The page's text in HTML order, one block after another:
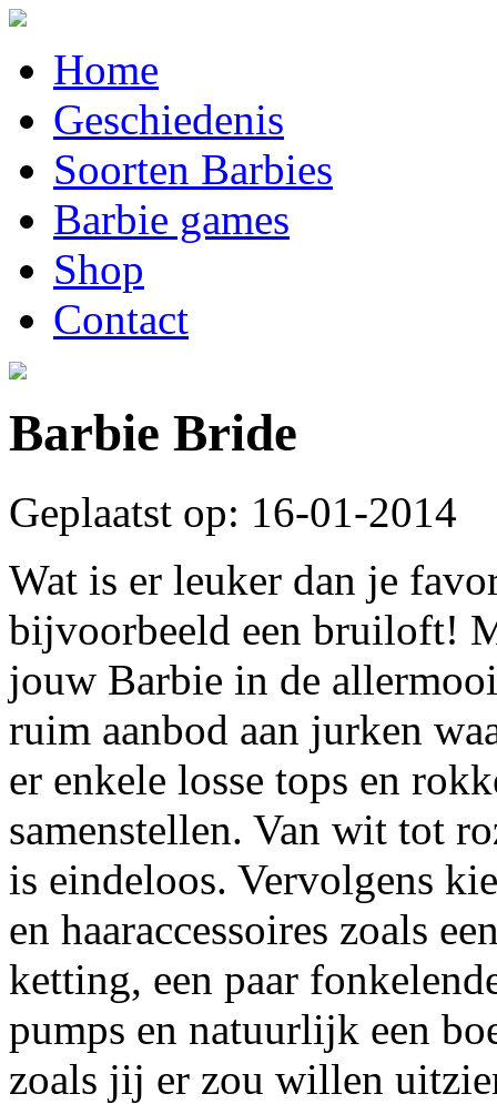
Home
Geschiedenis
Soorten Barbies
Barbie games
Shop
Contact
Barbie Bride
Geplaatst op: 16-01-2014
Wat is er leuker dan je
bijvoorbeeld een bruiloft!
jouw Barbie in de
ruim aanbod aan jurken
er enkele losse tops en
samenstellen. Van wit tot
is eindeloos. Vervolgens
en haaraccessoires zoals
ketting, een paar
pumps en natuurlijk een
zoals jij er zou willen